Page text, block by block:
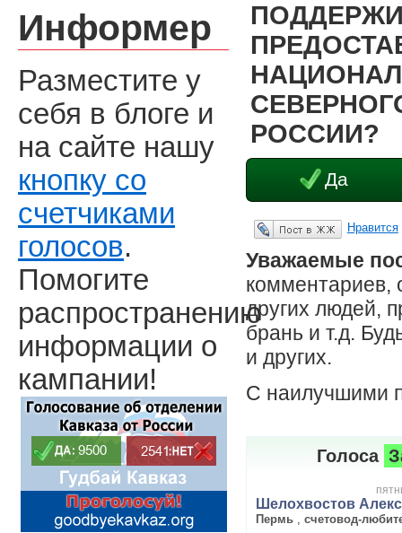
РОССИИ?
Да
Опубликовать в ЖЖ Нравится
Уважаемые
комментариев,
других людей,
брань и т.д.
и других.
С наилучшими
Голоса
Шелохвостов Алекс
Пермь
счетовод-
Информер
Разместите у
себя в блоге и
на сайте нашу
кнопку со
счетчиками
голосов.
Помогите
распространению
информации о
кампании!